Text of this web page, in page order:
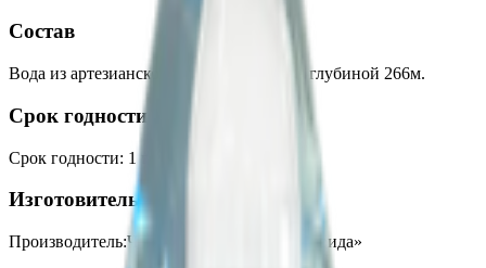
Состав
Вода из артезианской скважины № 1/99 глубиной 266м.
Срок годности
Срок годности: 1 год
Изготовитель
Производитель:Частное предприятие «Дарида»